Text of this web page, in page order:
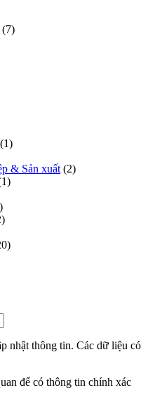
(7)
(1)
& Sản xuất (2)
nhật thông tin. Các dữ liệu có
để có thông tin chính xác